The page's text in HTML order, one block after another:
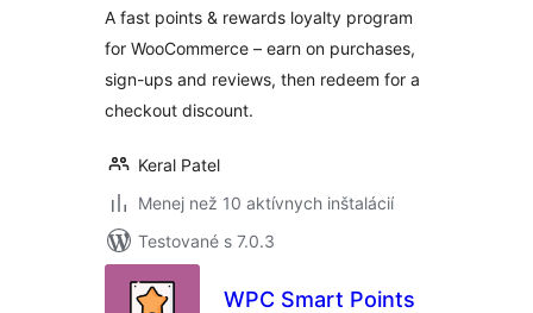
A fast points & rewards loyalty program
for WooCommerce – earn on purchases,
sign-ups and reviews, then redeem for a
checkout discount.
Keral Patel
Menej než 10 aktívnych inštalácií
Testované s 7.0.3
WPC Smart Points